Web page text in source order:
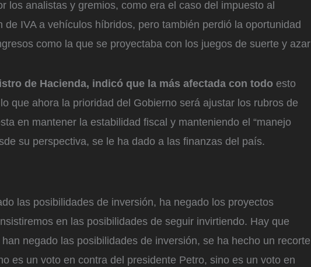
los analistas y gremios, como era el caso del impuesto al
de IVA a vehículos híbridos, pero también perdió la oportunidad
como la que se proyectaba con los juegos de suerte y azar
de Hacienda, indicó que la más afectada con todo esto
que ahora la prioridad del Gobierno será ajustar los rubros de
en mantener la estabilidad fiscal y manteniendo el “manejo
su perspectiva, se le ha dado a las finanzas del país.
las posibilidades de inversión, ha negado los proyectos
en las posibilidades de seguir invirtiendo. Hay que
negado las posibilidades de inversión, se ha hecho un recorte
es un voto en contra del presidente Petro, sino es un voto en